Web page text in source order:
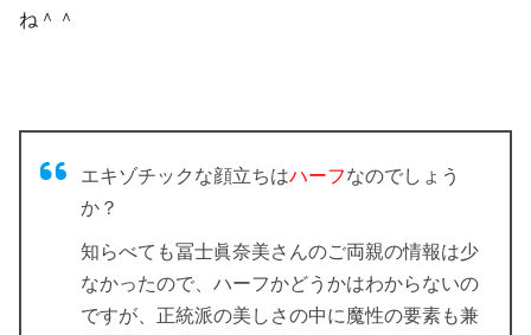
ね＾＾
エキゾチックな顔立ちはハーフなのでしょう
か？
知らべても冨士眞奈美さんのご両親の情報は少
なかったので、ハーフかどうかはわからないの
ですが、正統派の美しさの中に魔性の要素も兼